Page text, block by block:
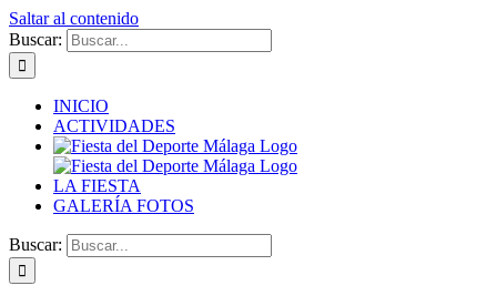
Saltar al contenido
Buscar:
INICIO
ACTIVIDADES
LA FIESTA
GALERÍA FOTOS
Buscar: